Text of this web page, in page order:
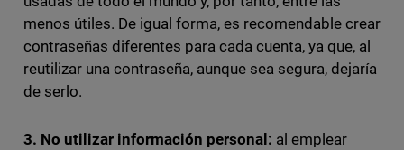
menos útiles. De igual forma, es recomendable crear
contraseñas diferentes para cada cuenta, ya que, al
reutilizar una contraseña, aunque sea segura, dejaría
de serlo.
3. No utilizar información personal: al emplear